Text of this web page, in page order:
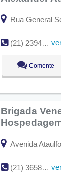
Rua General
(21) 2394-4554
Comente
Brigada
Avenida
(21) 3658-7506 / (21) 9724-2493